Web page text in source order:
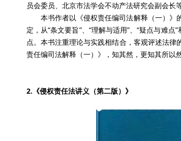
员会委员、北京市法学会不动产法研究会副会长等
本书作者以《侵权责任编司法解释（一）
定，从“条文要旨”、“理解与适用”、“疑点与难
点。本书注重理论与实践相结合，客观评述法
责任编司法解释（一）》，知其然，更知其所以
2.《侵权责任法讲义（第二版）》